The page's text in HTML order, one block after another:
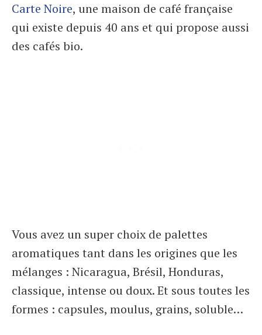
Carte Noire, une maison de café française
qui existe depuis 40 ans et qui propose aussi
des cafés bio.
Vous avez un super choix de palettes
aromatiques tant dans les origines que les
mélanges : Nicaragua, Brésil, Honduras,
classique, intense ou doux. Et sous toutes les
formes : capsules, moulus, grains, soluble…